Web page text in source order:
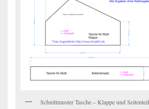
Schnittmuster Tasche – Klappe und Seitenteil